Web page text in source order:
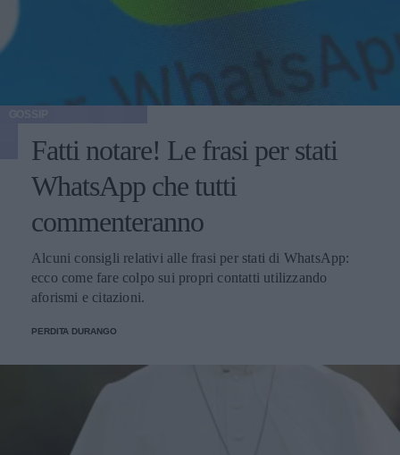
Fatti notare! Le frasi per stati
WhatsApp che tutti
commenteranno
Alcuni consigli relativi alle frasi per stati di WhatsApp:
ecco come fare colpo sui propri contatti utilizzando
aforismi e citazioni.
PERDITA DURANGO